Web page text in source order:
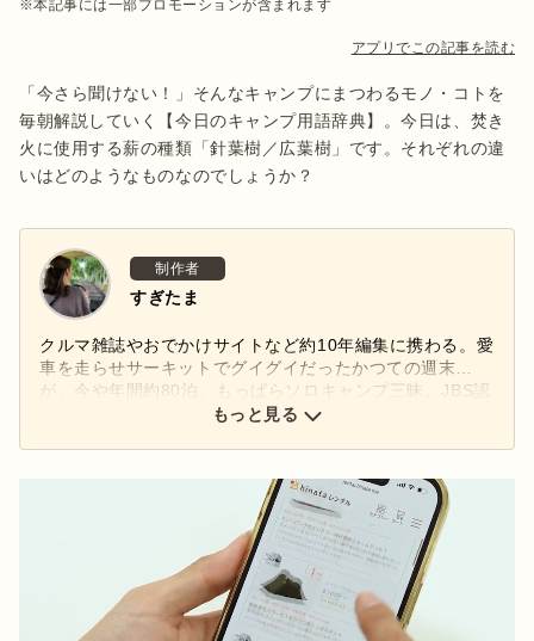
※本記事には一部プロモーションが含まれます
アプリでこの記事を読む
「今さら聞けない！」そんなキャンプにまつわるモノ・コトを
毎朝解説していく【今日のキャンプ用語辞典】。今日は、焚き
火に使用する薪の種類「針葉樹／広葉樹」です。それぞれの違
いはどのようなものなのでしょうか？
制作者
すぎたま
クルマ雑誌やおでかけサイトなど約10年編集に携わる。愛
車を走らせサーキットでグイグイだったかつての週末…
が、今や年間約80泊、もっぱらソロキャンプ三昧。JBS認
定ブッシュクラフトアドバイザー
もっと見る